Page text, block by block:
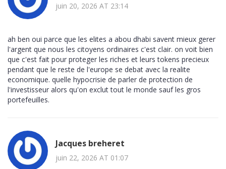
juin 20, 2026 AT 23:14
ah ben oui parce que les elites a abou dhabi savent mieux gerer
l'argent que nous les citoyens ordinaires c'est clair. on voit bien
que c'est fait pour proteger les riches et leurs tokens precieux
pendant que le reste de l'europe se debat avec la realite
economique. quelle hypocrisie de parler de protection de
l'investisseur alors qu'on exclut tout le monde sauf les gros
portefeuilles.
Jacques breheret
juin 22, 2026 AT 01:07